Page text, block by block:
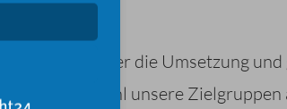
über die Umsetzung
das sowohl unsere Zielgruppen